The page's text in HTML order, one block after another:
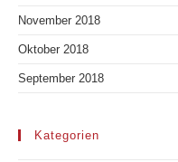
November 2018
Oktober 2018
September 2018
Kategorien